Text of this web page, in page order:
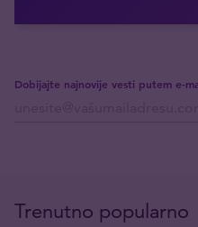
Dobijajte najnovije vesti putem e-
Trenutno popularno